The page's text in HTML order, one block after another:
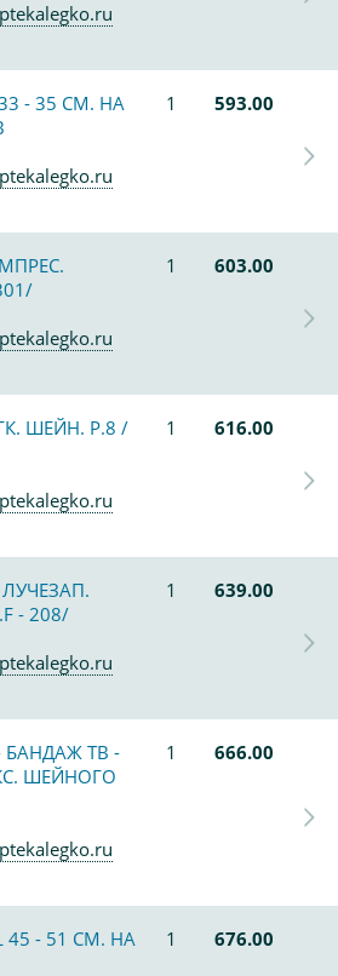
- 35 СМ. НА
1 593.00
1 603.00
ШЕЙН. Р.8 /
1 616.00
- 208/
1 639.00
БАНДАЖ ТВ -
ШЕЙНОГО
1 666.00
45 - 51 СМ. НА
1 676.00